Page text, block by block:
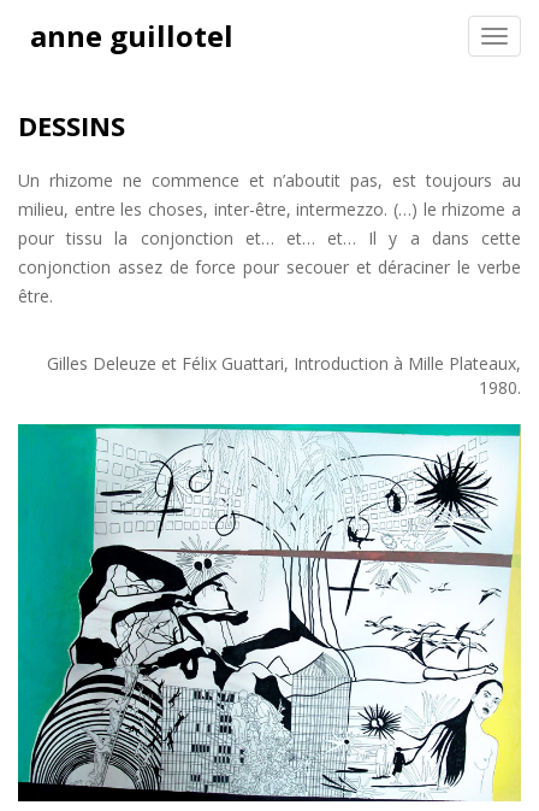
anne guillotel
DESSINS
Un rhizome ne commence et n’aboutit pas, est toujours au
milieu, entre les choses, inter-être, intermezzo. (…) le rhizome a
pour tissu la conjonction et… et… et… Il y a dans cette
conjonction assez de force pour secouer et déraciner le verbe
être.
Gilles Deleuze et Félix Guattari, Introduction à Mille Plateaux,
1980.